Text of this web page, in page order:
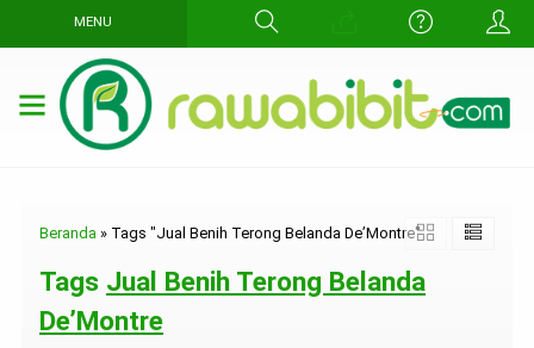
MENU
Beranda » Tags "Jual Benih Terong Belanda De’Montre"
Tags Jual Benih Terong Belanda
De’Montre